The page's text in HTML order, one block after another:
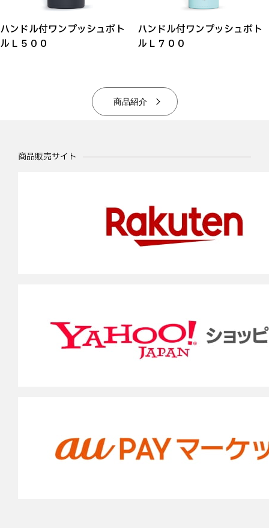
ハンドル付ワンプッシュボト
ルＬ５００
ハンドル付ワンプッシュボト
ルＬ７００
商品紹介
商品販売サイト